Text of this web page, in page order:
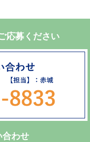
応募ください
合わせ